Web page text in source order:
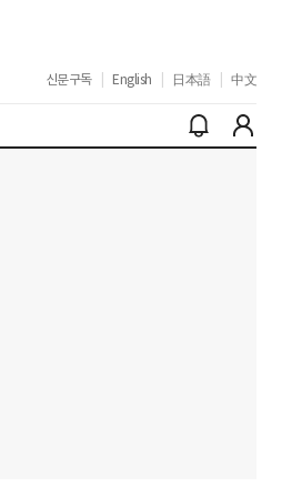
신문구독 English 日本語 中文